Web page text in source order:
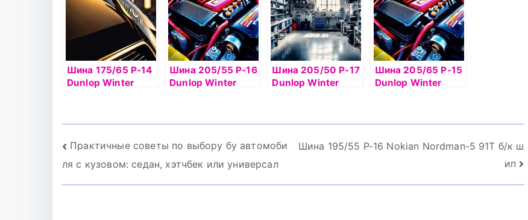
Шина 175/65 Р-14
Dunlop Winter
Шина 205/55 Р-16
Dunlop Winter
Шина 205/50 Р-17
Dunlop Winter
Шина 205/65 Р-15
Dunlop Winter
Навигация
по
Практичные советы по выбору бу автомоби
ля с кузовом: седан, хэтчбек или универсал
Шина 195/55 Р-16 Nokian Nordman-5 91T б/к ш
ип